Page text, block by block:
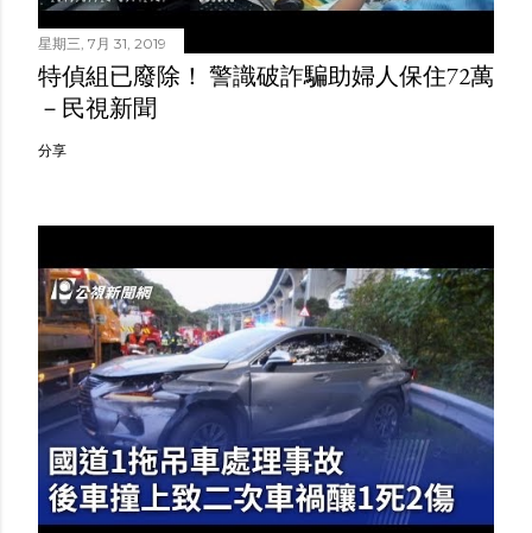
星期三, 7月 31, 2019
特偵組已廢除！ 警識破詐騙助婦人保住72萬
－民視新聞
分享